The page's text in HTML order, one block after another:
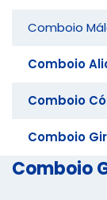
Comboio
Comboio
Comboio
Comboio
Comboio